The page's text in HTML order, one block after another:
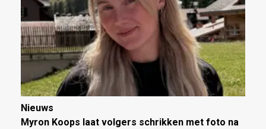
Nieuws
Myron Koops laat volgers schrikken met foto na